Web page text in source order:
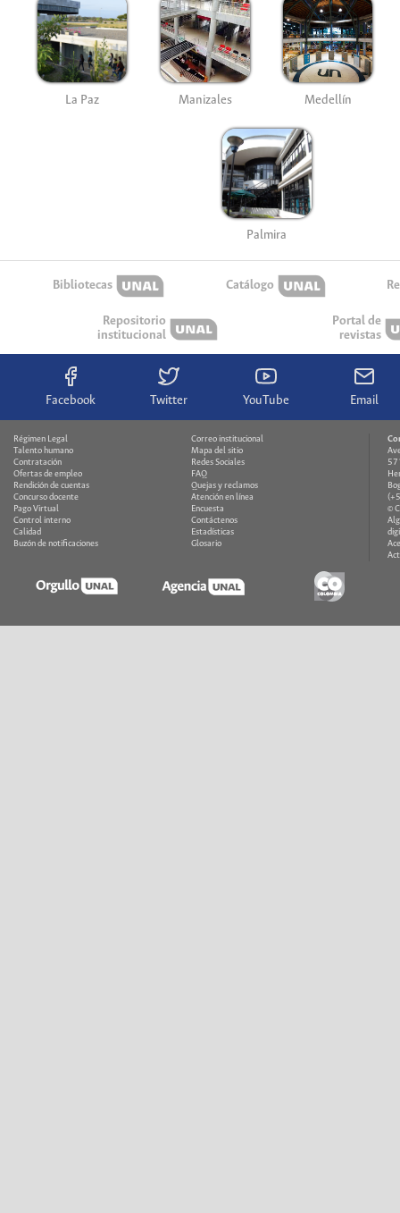
La Paz Manizales Medellín
Palmira
Bibliotecas Catálogo
Repositorio
institucional
Portal de
revistas
Facebook Twitter YouTube Email
Régimen Legal
Talento humano
Contratación
Ofertas de empleo
Rendición de cuentas
Concurso docente
Pago Virtual
Control interno
Calidad
Buzón de notificaciones
Correo institucional
Mapa del sitio
Redes Sociales
FAQ
Quejas y reclamos
Atención en línea
Encuesta
Contáctenos
Estadísticas
Glosario
©